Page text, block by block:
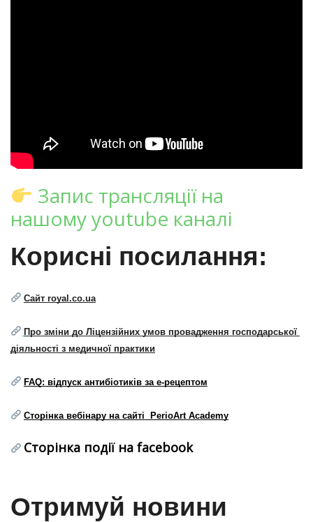
Запис трансляції на
нашому youtube каналі
Корисні посилання:
Сайт royal.co.ua
Про зміни до Ліцензійних умов провадження господарської
діяльності з медичної практики
FAQ: відпуск антибіотиків за е-рецептом
Сторінка вебінару на сайті  PerioArt Academy
Сторінка події на facebook
Отримуй новини